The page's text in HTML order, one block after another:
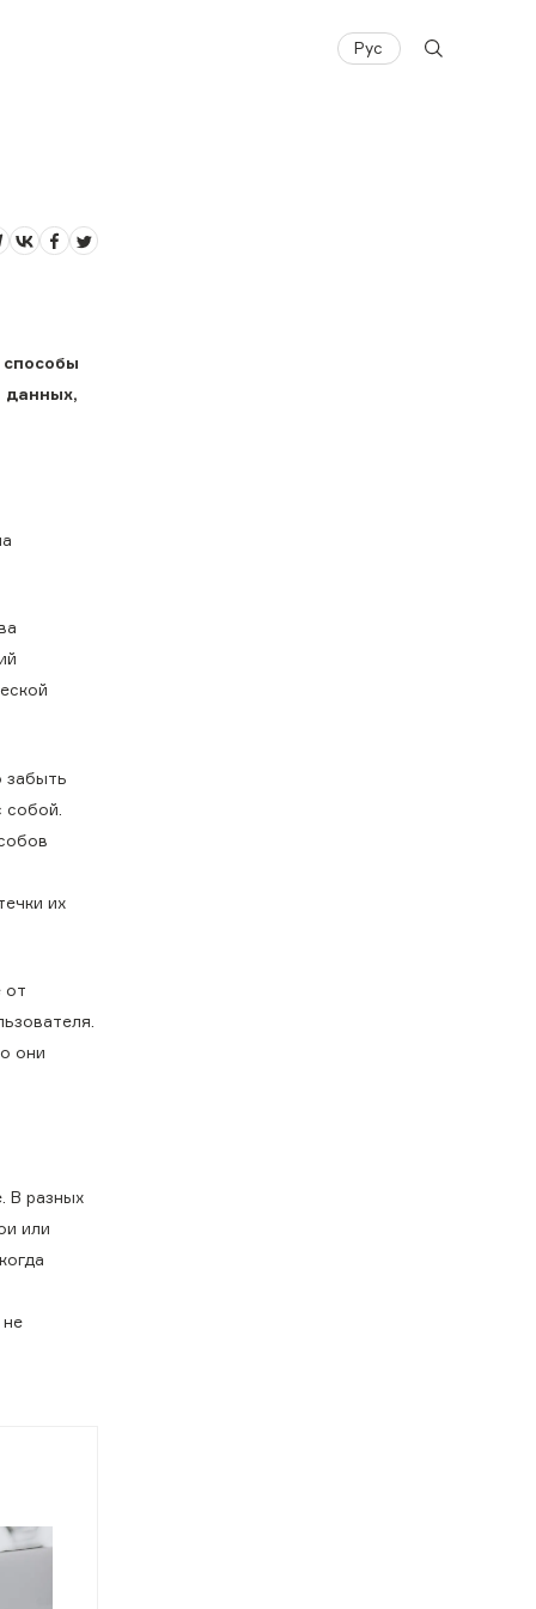
Рус
данных,
забыть
собой.
их
от
они
В разных
или